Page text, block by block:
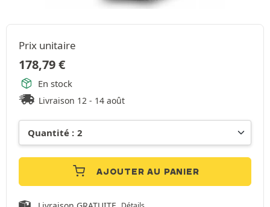
Prix unitaire
178,79€
En stock
Livraison 12 - 14 août
AJOUTER AU PANIER